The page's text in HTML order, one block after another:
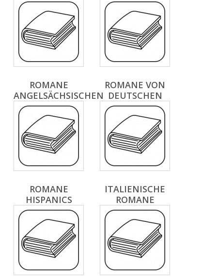
ROMANE
ANGELSÄCHSISCHEN
ROMANE VON
DEUTSCHEN
ROMANE
HISPANICS
ITALIENISCHE
ROMANE